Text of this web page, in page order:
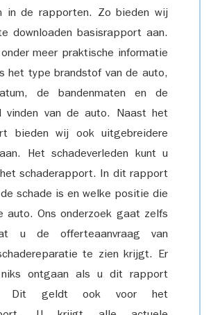
in de rapporten. Zo bieden wij
downloaden basisrapport aan.
meer praktische informatie
het type brandstof van de auto,
de bandenmaten en de
vinden van de auto. Naast het
bieden wij ook uitgebreidere
Het schadeverleden kunt u
schaderapport. In dit rapport
schade is en welke positie die
auto. Ons onderzoek gaat zelfs
u de offerteaanvraag van
te zien krijgt. Er
ontgaan als u dit rapport
Dit geldt ook voor het